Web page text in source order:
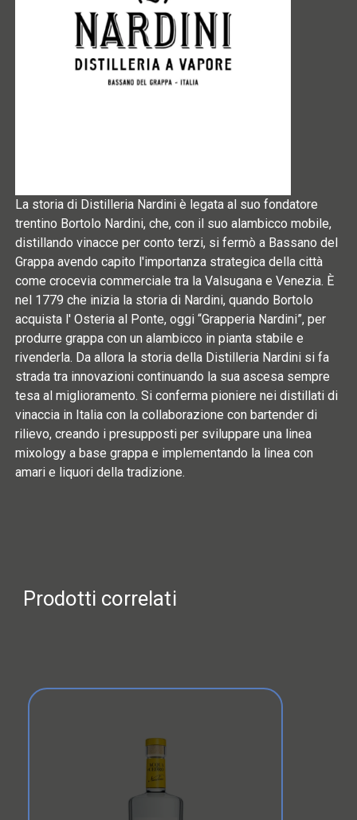
La storia di Distilleria Nardini è legata al suo fondatore
trentino Bortolo Nardini, che, con il suo alambicco mobile,
distillando vinacce per conto terzi, si fermò a Bassano del
Grappa avendo capito l'importanza strategica della città
come crocevia commerciale tra la Valsugana e Venezia. È
nel 1779 che inizia la storia di Nardini, quando Bortolo
acquista l' Osteria al Ponte, oggi “Grapperia Nardini”, per
produrre grappa con un alambicco in pianta stabile e
rivenderla. Da allora la storia della Distilleria Nardini si fa
strada tra innovazioni continuando la sua ascesa sempre
tesa al miglioramento. Si conferma pioniere nei distillati di
vinaccia in Italia con la collaborazione con bartender di
rilievo, creando i presupposti per sviluppare una linea
mixology a base grappa e implementando la linea con
amari e liquori della tradizione.
Prodotti correlati